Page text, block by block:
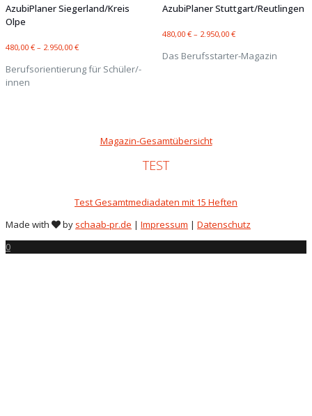
AzubiPlaner Siegerland/Kreis
Olpe
480,00 € – 2.950,00 €
Berufsorientierung für Schüler/-
innen
AzubiPlaner Stuttgart/Reutlingen
480,00 €– 2.950,00 €
Das Berufsstarter-Magazin
Magazin-Gesamtübersicht
TEST
Test Gesamtmediadaten mit 15 Heften
Made with
by schaab-pr.de | Impressum | Datenschutz
0